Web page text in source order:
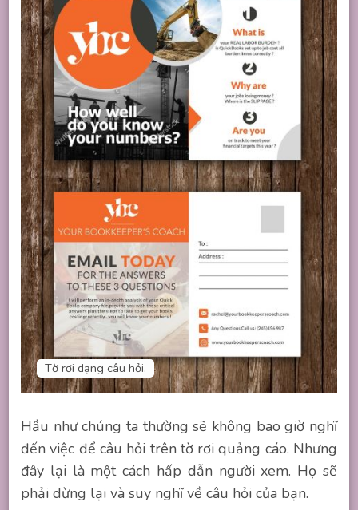
Tờ rơi dạng câu hỏi.
Hầu như chúng ta thường sẽ không bao giờ nghĩ
đến việc để câu hỏi trên tờ rơi quảng cáo. Nhưng
đây lại là một cách hấp dẫn người xem. Họ sẽ
phải dừng lại và suy nghĩ về câu hỏi của bạn.